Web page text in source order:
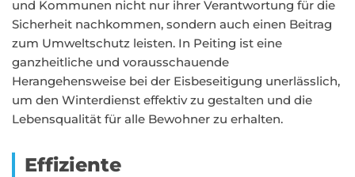
und Kommunen nicht nur ihrer Verantwortung für die
Sicherheit nachkommen, sondern auch einen Beitrag
zum Umweltschutz leisten. In Peiting ist eine
ganzheitliche und vorausschauende
Herangehensweise bei der Eisbeseitigung unerlässlich,
um den Winterdienst effektiv zu gestalten und die
Lebensqualität für alle Bewohner zu erhalten.
Effiziente